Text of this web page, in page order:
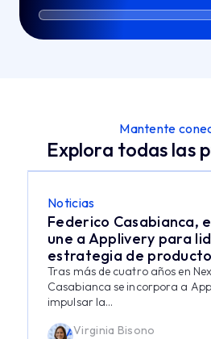
Mantente
Explora todas las
Noticias
Federico Casabianca,
une a Applivery para
estrategia de producto
Tras más de cuatro años en
Casabianca se incorpora a
impulsar la...
Virginia Bisono